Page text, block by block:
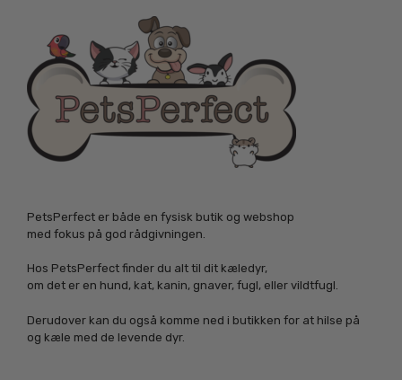
PetsPerfect er både en fysisk butik og webshop
med fokus på god rådgivningen.
Hos PetsPerfect finder du alt til dit kæledyr,
om det er en hund, kat, kanin, gnaver, fugl, eller vildtfugl.
Derudover kan du også komme ned i butikken for at hilse på
og kæle med de levende dyr.